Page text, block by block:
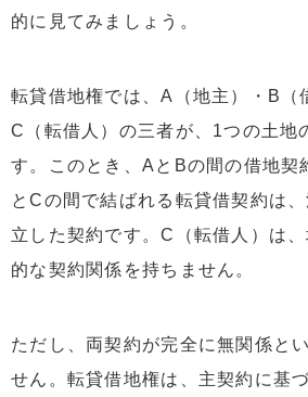
的に見てみましょう。
転貸借地権では、A（地主）・B（
C（転借人）の三者が、1つの土地
す。このとき、AとBの間の借地契
とCの間で結ばれる転貸借契約は
立した契約です。C（転借人）は
的な契約関係を持ちません。
ただし、両契約が完全に無関係と
せん。転貸借地権は、主契約に基